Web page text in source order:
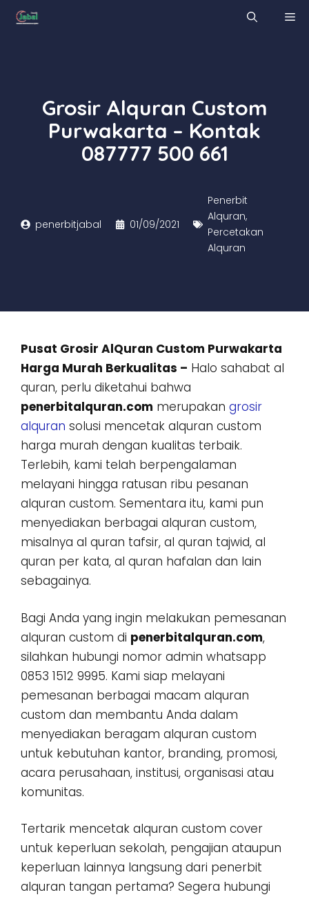
Skip
Grosir Alquran Custom
Purwakarta – Kontak
087777 500 661
penerbitjabal 01/09/2021
Penerbit
Alquran,
Percetakan
Alquran
Pusat Grosir AlQuran Custom Purwakarta
Harga Murah Berkualitas – Halo sahabat al
quran, perlu diketahui bahwa
penerbitalquran.com merupakan grosir
alquran solusi mencetak alquran custom
harga murah dengan kualitas terbaik.
Terlebih, kami telah berpengalaman
melayani hingga ratusan ribu pesanan
alquran custom. Sementara itu, kami pun
menyediakan berbagai alquran custom,
misalnya al quran tafsir, al quran tajwid, al
quran per kata, al quran hafalan dan lain
sebagainya.
Bagi Anda yang ingin melakukan pemesanan
alquran custom di penerbitalquran.com,
silahkan hubungi nomor admin whatsapp
0853 1512 9995. Kami siap melayani
pemesanan berbagai macam alquran
custom dan membantu Anda dalam
menyediakan beragam alquran custom
untuk kebutuhan kantor, branding, promosi,
acara perusahaan, institusi, organisasi atau
komunitas.
Tertarik mencetak alquran custom cover
untuk keperluan sekolah, pengajian ataupun
keperluan lainnya langsung dari penerbit
alquran tangan pertama? Segera hubungi